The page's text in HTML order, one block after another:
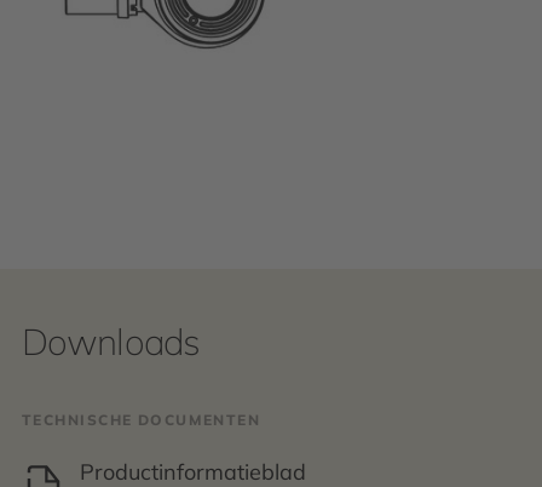
Downloads
TECHNISCHE DOCUMENTEN
Productinformatieblad